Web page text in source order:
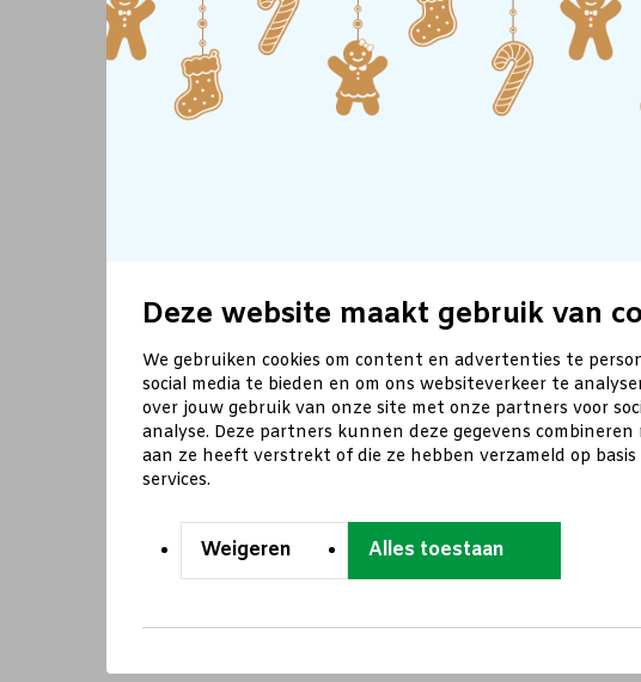
Deze website maakt gebruik van
We gebruiken cookies om content en advertenties te
social media te bieden en om ons websiteverkeer te
over jouw gebruik van onze site met onze partners voor
analyse. Deze partners kunnen deze gegevens
aan ze heeft verstrekt of die ze hebben verzameld op
services.
Weigeren Alles toestaan